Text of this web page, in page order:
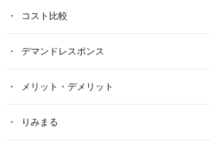
コスト比較
デマンドレスポンス
メリット・デメリット
りみまる